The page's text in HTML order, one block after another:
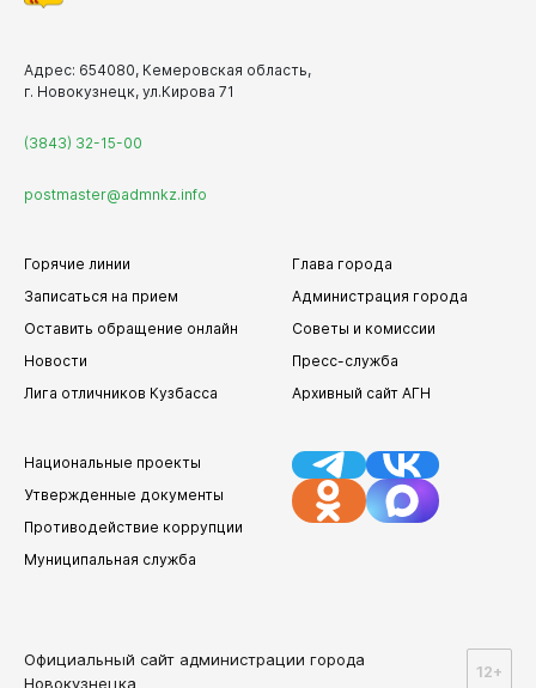
Следущая новость
Плановые работы на сетях
в Новокузнецке
26.08.2025